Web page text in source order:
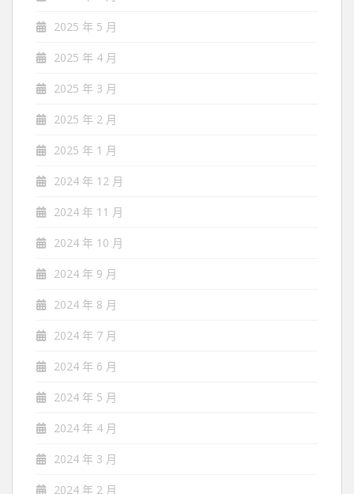
2025 年 5 月
2025 年 4 月
2025 年 3 月
2025 年 2 月
2025 年 1 月
2024 年 12 月
2024 年 11 月
2024 年 10 月
2024 年 9 月
2024 年 8 月
2024 年 7 月
2024 年 6 月
2024 年 5 月
2024 年 4 月
2024 年 3 月
2024 年 2 月